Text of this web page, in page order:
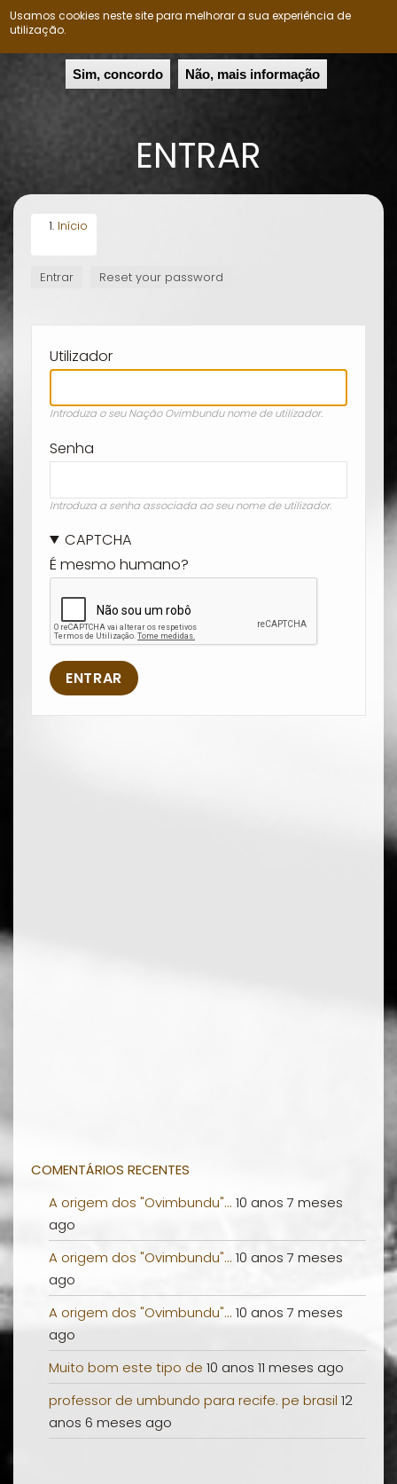
Usamos cookies neste site para melhorar a sua experiência de
utilização.
Sim, concordo Não, mais informação
Nação Ovimbundu
ENTRAR
Início
SEPARADORES
Entrar (separador
Reset your password
Utilizador
Introduza o seu Nação Ovimbundu nome de utilizador.
Senha
Introduza a senha associada ao seu nome de utilizador.
CAPTCHA
É mesmo humano?
COMENTÁRIOS RECENTES
A origem dos "Ovimbundu"... 10 anos 7 meses
ago
A origem dos "Ovimbundu"... 10 anos 7 meses
ago
A origem dos "Ovimbundu"... 10 anos 7 meses
ago
Muito bom este tipo de 10 anos 11 meses ago
professor de umbundo para recife. pe brasil 12
anos 6 meses ago